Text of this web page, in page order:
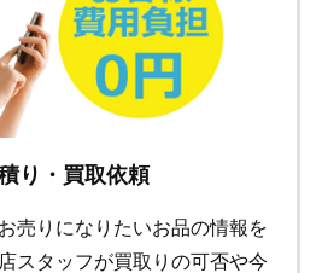
り・買取依頼
売りになりたいお品の情報を
スタッフが買取りの可否や今